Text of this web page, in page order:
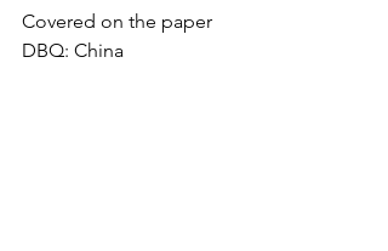
Covered on the paper
DBQ: China